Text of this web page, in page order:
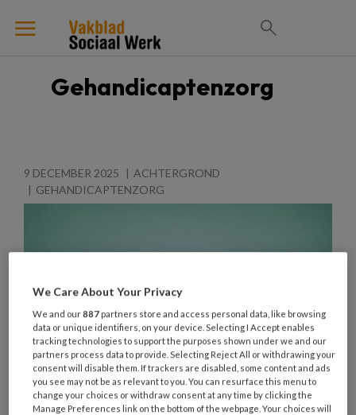
Gehandicaptenzorg
9 DECEMBER 2025
ACHTERGROND
GEHANDICAPTENZORG
We Care About Your Privacy
We and our887 partners store and access personal data, like browsing
data or unique identifiers, on your device. Selecting I Accept enables
tracking technologies to support the purposes shown under we and our
partners process data to provide. Selecting Reject All or withdrawing your
consent will disable them. If trackers are disabled, some content and ads
you see may not be as relevant to you. You can resurface this menu to
change your choices or withdraw consent at any time by clicking the
Manage Preferences link on the bottom of the webpage. Your choices will